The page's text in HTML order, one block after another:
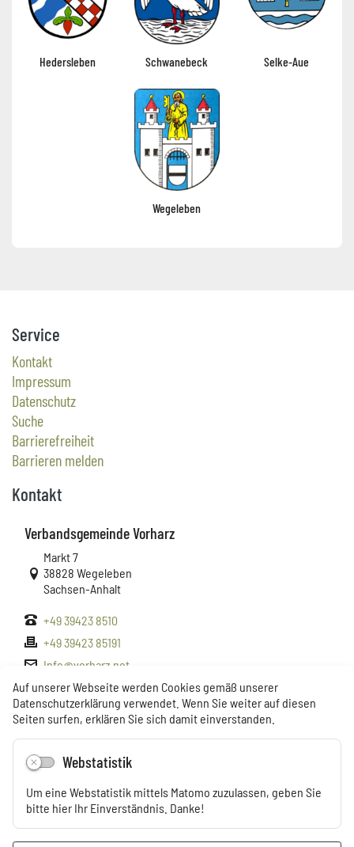
Auf unserer Webseite werden Cookies gemäß unserer
Datenschutzerklärung verwendet. Wenn Sie weiter auf diesen
Seiten surfen, erklären Sie sich damit einverstanden.
Webstatistik
Um eine Webstatistik mittels Matomo zuzulassen, geben Sie
bitte hier Ihr Einverständnis. Danke!
Hedersleben Schwanebeck Selke-Aue
Wegeleben
Service
Kontakt
Impressum
Datenschutz
Suche
Barrierefreiheit
Barrieren melden
Kontakt
Verbandsgemeinde Vorharz
Link zur Google-Maps Navigation
Markt 7
38828 Wegeleben
Sachsen-Anhalt
+49 39423 8510
+49 39423 85191
Info@vorharz.net
www.vorharz.net
Öffnungszeiten
Montag: 9.00-12.00 Uhr